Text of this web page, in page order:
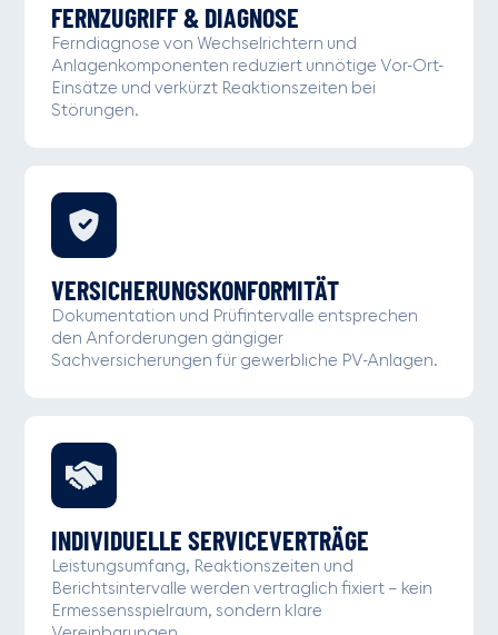
FERNZUGRIFF & DIAGNOSE
Ferndiagnose von Wechselrichtern und
Anlagenkomponenten reduziert unnötige Vor-Ort-
Einsätze und verkürzt Reaktionszeiten bei
Störungen.
VERSICHERUNGSKONFORMITÄT
Dokumentation und Prüfintervalle entsprechen
den Anforderungen gängiger
Sachversicherungen für gewerbliche PV-Anlagen.
INDIVIDUELLE SERVICEVERTRÄGE
Leistungsumfang, Reaktionszeiten und
Berichtsintervalle werden vertraglich fixiert – kein
Ermessensspielraum, sondern klare